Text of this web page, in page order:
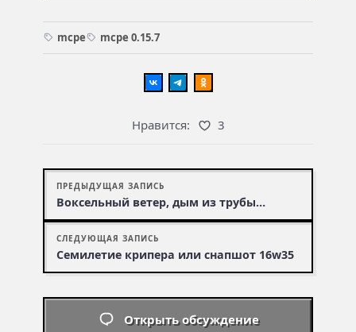
mcpe mcpe 0.15.7
Нравится: 3
ПРЕДЫДУЩАЯ ЗАПИСЬ
Воксельный ветер, дым из трубы…
СЛЕДУЮЩАЯ ЗАПИСЬ
Семилетие крипера или снапшот 16w35
Открыть обсуждение